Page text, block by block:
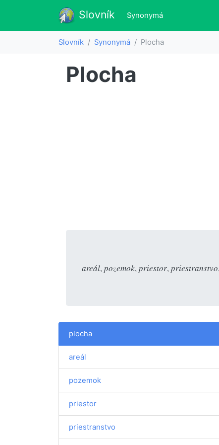
Slovník Slovník
Synonymá(aktualne)
Slovník Synonymá Plocha
Plocha
areál, pozemok, priestor, priestranstvo,
plocha
areál
pozemok
priestor
priestranstvo